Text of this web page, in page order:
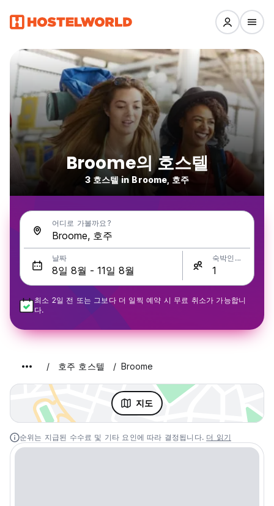
Broome의 호스텔
3 호스텔 in Broome, 호주
어디로 가볼까요?
날짜 숙박인원
최소 2일 전 또는 그보다 더 일찍 예약 시 무료 취소가 가능합니
다.
호주 호스텔 Broome
지도
순위는 지급된 수수료 및 기타 요인에 따라 결정됩니다. 더 읽기